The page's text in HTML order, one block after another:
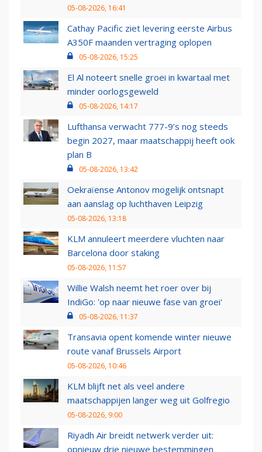
05-08-2026, 16:41
Cathay Pacific ziet levering eerste Airbus
A350F maanden vertraging oplopen
05-08-2026, 15:25
El Al noteert snelle groei in kwartaal met
minder oorlogsgeweld
05-08-2026, 14:17
Lufthansa verwacht 777-9’s nog steeds
begin 2027, maar maatschappij heeft ook
plan B
05-08-2026, 13:42
Oekraïense Antonov mogelijk ontsnapt
aan aanslag op luchthaven Leipzig
05-08-2026, 13:18
KLM annuleert meerdere vluchten naar
Barcelona door staking
05-08-2026, 11:57
Willie Walsh neemt het roer over bij
IndiGo: 'op naar nieuwe fase van groei'
05-08-2026, 11:37
Transavia opent komende winter nieuwe
route vanaf Brussels Airport
05-08-2026, 10:46
KLM blijft net als veel andere
maatschappijen langer weg uit Golfregio
05-08-2026, 9:00
Riyadh Air breidt netwerk verder uit:
opnieuw drie nieuwe bestemmingen